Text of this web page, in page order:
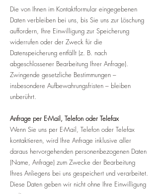
Die von Ihnen im Kontaktformular eingegebenen
Daten verbleiben bei uns, bis Sie uns zur Löschung
auffordern, Ihre Einwilligung zur Speicherung
widerrufen oder der Zweck für die
Datenspeicherung entfällt (z. B. nach
abgeschlossener Bearbeitung Ihrer Anfrage).
Zwingende gesetzliche Bestimmungen –
insbesondere Aufbewahrungsfristen – bleiben
unberührt.
Anfrage per E-Mail, Telefon oder Telefax
Wenn Sie uns per E-Mail, Telefon oder Telefax
kontaktieren, wird Ihre Anfrage inklusive aller
daraus hervorgehenden personenbezogenen Daten
(Name, Anfrage) zum Zwecke der Bearbeitung
Ihres Anliegens bei uns gespeichert und verarbeitet.
Diese Daten geben wir nicht ohne Ihre Einwilligung